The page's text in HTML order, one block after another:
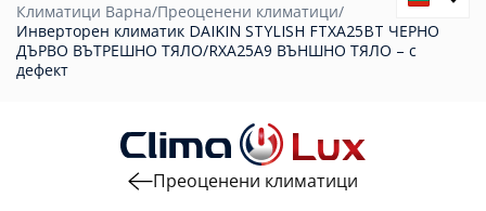
Климатици Варна/Преоценени климатици/
Инверторен климатик DAIKIN STYLISH FTXA25BT ЧЕРНО
ДЪРВО ВЪТРЕШНО ТЯЛО/RXА25А9 ВЪНШНО ТЯЛО – с
дефект
Преоценени климатици